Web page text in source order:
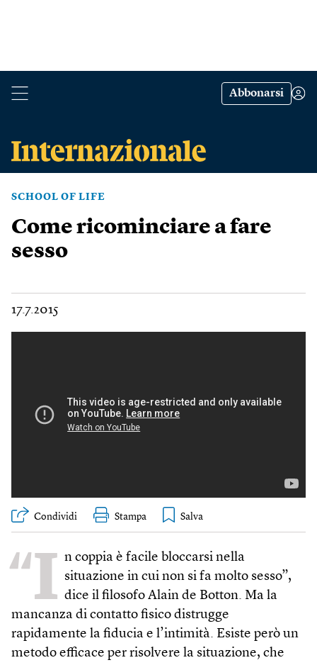
Abbonarsi
SCHOOL OF LIFE
Come ricominciare a fare
sesso
17.7.2015
Condividi Stampa
“I n coppia è facile bloccarsi nella
situazione in cui non si fa molto sesso”,
dice il filosofo Alain de Botton. Ma la
mancanza di contatto fisico distrugge
rapidamente la fiducia e l’intimità. Esiste però un
metodo efficace per risolvere la situazione, che